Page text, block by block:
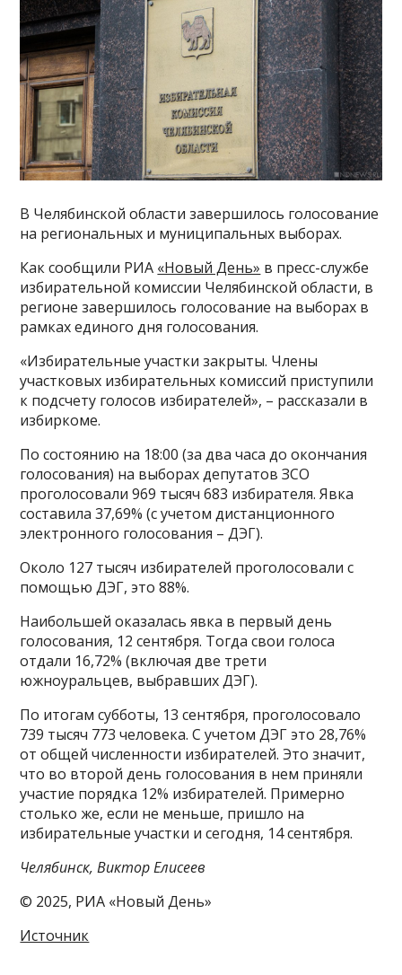
В Челябинской области завершилось голосование
на региональных и муниципальных выборах.
Как сообщили РИА «Новый День» в пресс-службе
избирательной комиссии Челябинской области, в
регионе завершилось голосование на выборах в
рамках единого дня голосования.
«Избирательные участки закрыты. Члены
участковых избирательных комиссий приступили
к подсчету голосов избирателей», – рассказали в
избиркоме.
По состоянию на 18:00 (за два часа до окончания
голосования) на выборах депутатов ЗСО
проголосовали 969 тысяч 683 избирателя. Явка
составила 37,69% (с учетом дистанционного
электронного голосования – ДЭГ).
Около 127 тысяч избирателей проголосовали с
помощью ДЭГ, это 88%.
Наибольшей оказалась явка в первый день
голосования, 12 сентября. Тогда свои голоса
отдали 16,72% (включая две трети
южноуральцев, выбравших ДЭГ).
По итогам субботы, 13 сентября, проголосовало
739 тысяч 773 человека. С учетом ДЭГ это 28,76%
от общей численности избирателей. Это значит,
что во второй день голосования в нем приняли
участие порядка 12% избирателей. Примерно
столько же, если не меньше, пришло на
избирательные участки и сегодня, 14 сентября.
Челябинск, Виктор Елисеев
© 2025, РИА «Новый День»
Источник